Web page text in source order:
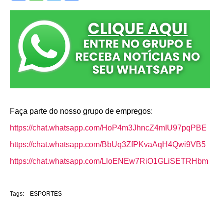
e
o
o
t
s
A
t
e
r
r
Faça parte do nosso grupo de empregos:
https://chat.whatsapp.com/HoP4m3JhncZ4mIU97pqPBE
https://chat.whatsapp.com/BbUq3ZfPKvaAqH4Qwi9VB5
https://chat.whatsapp.com/LloENEw7RiO1GLiSETRHbm
Tags: ESPORTES